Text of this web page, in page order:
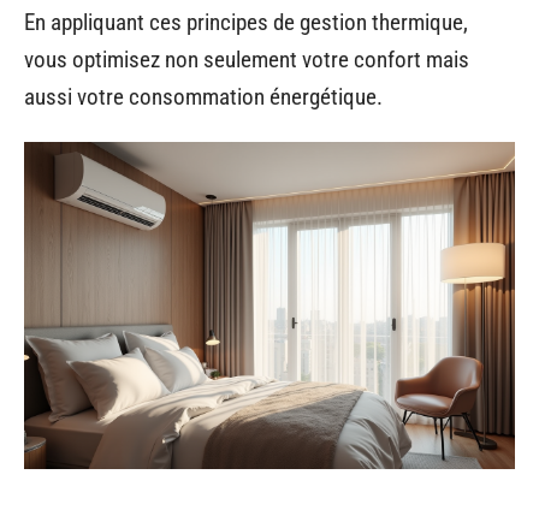
En appliquant ces principes de gestion thermique,
vous optimisez non seulement votre confort mais
aussi votre consommation énergétique.